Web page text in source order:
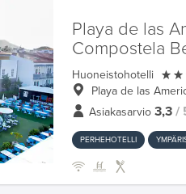
Playa de las
Compostela
Huoneistohotelli
Playa de las
Asiakasarvio 3,3/
PERHEHOTELLI